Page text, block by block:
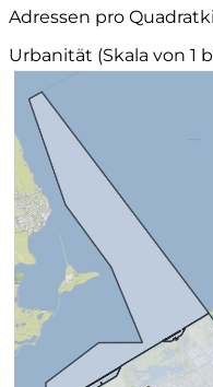
Adressen pro
Urbanität (Skala von 1